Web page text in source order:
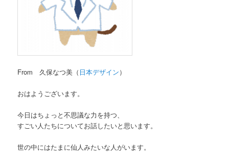
From 久保なつ美（ 日本デザイン）
おはようございます。
今日はちょっと不思議な力を持つ、
すごい人たちについてお話したいと思います。
世の中にはたまに仙人みたいな人がいます。